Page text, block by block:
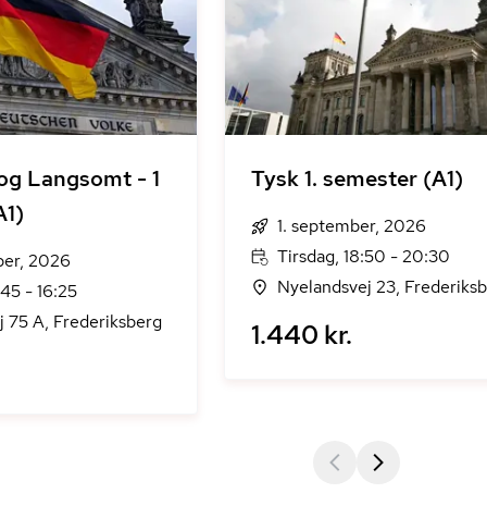
Langsomt - 1
2026
- 16:25
75 A, Frederiksberg
Tysk 1. semester (A1)
1. september, 2026
Tirsdag, 18:50 - 20:30
Nyelandsvej 23,
1.440 kr.